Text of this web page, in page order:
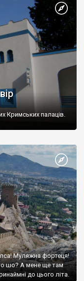
Кримських палаців.
Муляжна фортеця!
шо? А мене ще там
до цього літа.